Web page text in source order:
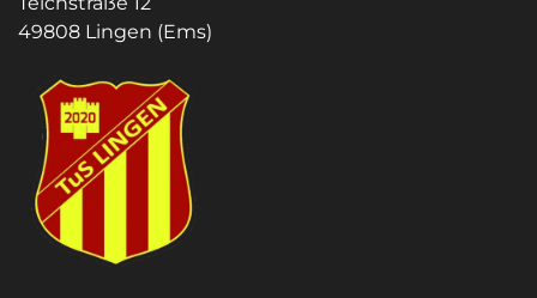
49808 Lingen (Ems)